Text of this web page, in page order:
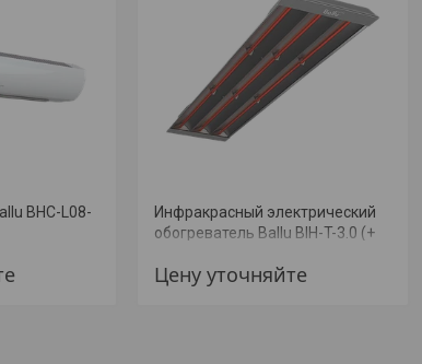
BHC-L08-
Инфракрасный электрический
обогреватель Ballu BIH-T-3.0 (+
Цену уточняйте